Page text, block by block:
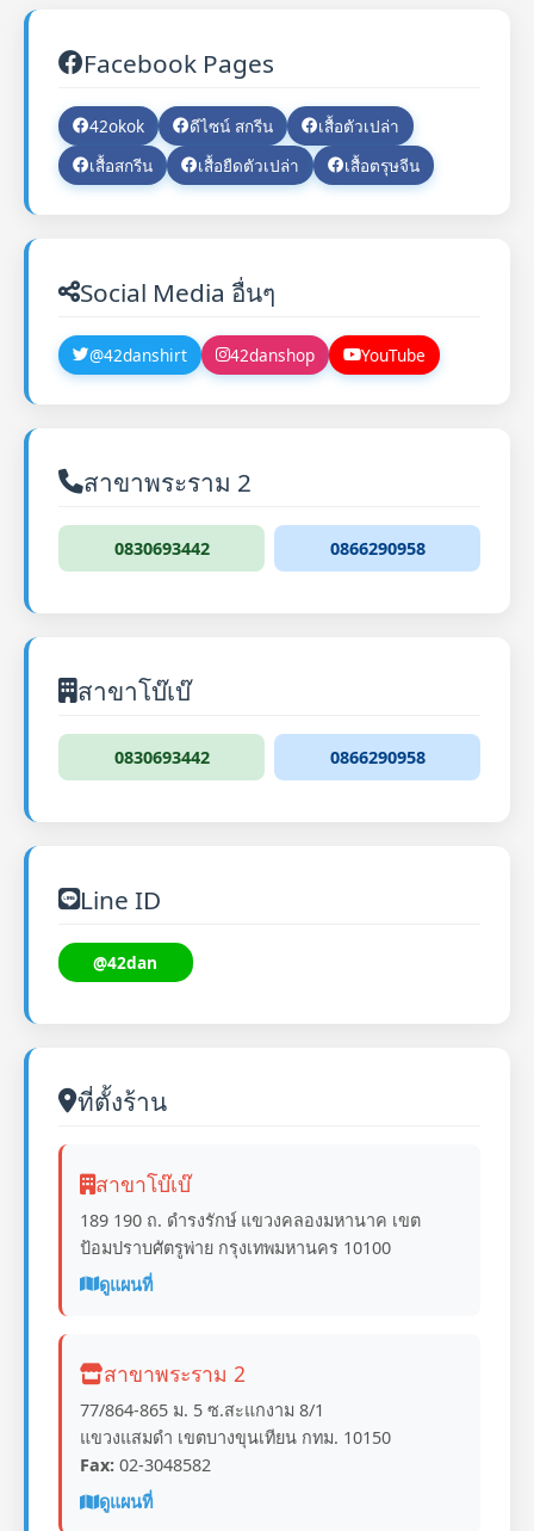
Facebook Pages
42okok ดีไซน์ สกรีน
เสื้อตัวเปล่า
เสื้อสกรีน
เสื้อยืดตัวเปล่า เสื้อตรุษจีน
Social Media อื่นๆ
@42danshirt 42danshop YouTube
สาขาพระราม 2
0830693442 0866290958
สาขาโบ๊เบ๊
0830693442 0866290958
Line ID
@42dan
ที่ตั้งร้าน
สาขาโบ๊เบ๊
189 190 ถ. ดำรงรักษ์ แขวงคลองมหานาค เขต
ป้อมปราบศัตรูพ่าย กรุงเทพมหานคร 10100
ดูแผนที่
สาขาพระราม 2
77/864-865 ม. 5 ซ.สะแกงาม 8/1
แขวงแสมดำ เขตบางขุนเทียน กทม. 10150
Fax: 02-3048582
ดูแผนที่